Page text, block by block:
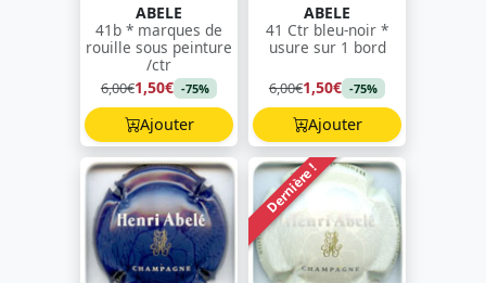
ABELE
41b * marques de
rouille sous peinture
/ctr
6,00€1,50€ -75%
Ajouter
ABELE
41 Ctr bleu-noir *
usure sur 1 bord
6,00€1,50€ -75%
Ajouter
Dernière !